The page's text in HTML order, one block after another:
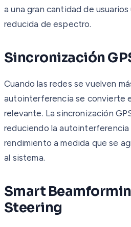
a una gran cantidad de
reducida de espectro.
Sincronización
Cuando las redes se vuelven
autointerferencia se convierte
relevante. La sincronización
reduciendo la
rendimiento a medida que se
al sistema.
Smart
Steering